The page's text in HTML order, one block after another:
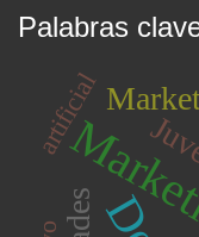
Palabras
artificial